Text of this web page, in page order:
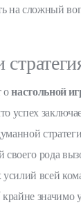
на сложный
онастольной
успех
своего рода
всей
значимо